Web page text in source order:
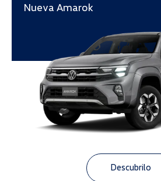
Nueva Amarok
Descubrilo